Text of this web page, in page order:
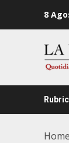
8
Home